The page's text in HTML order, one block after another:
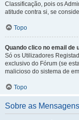
Classificação, pois os
atitude contra si, se
Topo
Quando clico no email de
Só os Utilizadores
exclusivo do Fórum (se
malicioso do sistema de
Topo
Sobre as Mensagens